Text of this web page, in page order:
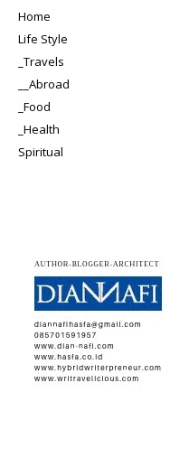
Home
Life Style
_Travels
__Abroad
_Food
_Health
Spiritual